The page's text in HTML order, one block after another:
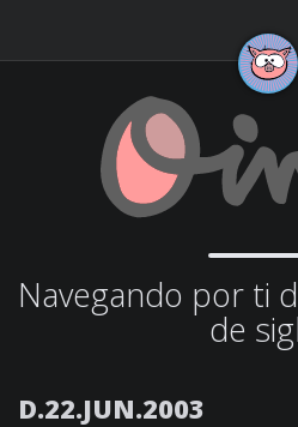
Navegando por ti
de
D.22.JUN.2003